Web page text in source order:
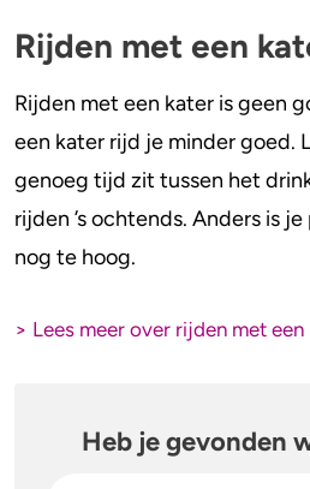
Rijden met een
Rijden met een kater is geen
een kater rijd je minder goed.
genoeg tijd zit tussen het
rijden ’s ochtends. Anders is
nog te hoog.
> Lees meer over rijden met een
Heb je gevonden